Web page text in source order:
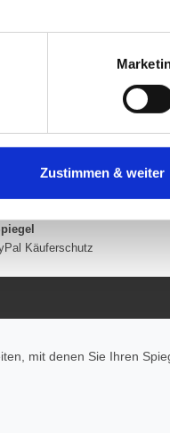
Seitenende können Sie
vornehmen.
Daten
Zustimmen & weiter
Sie gern kostenlos perE-Mail
für Sie da.
Käuferschutz
mit denen Sie Ihren